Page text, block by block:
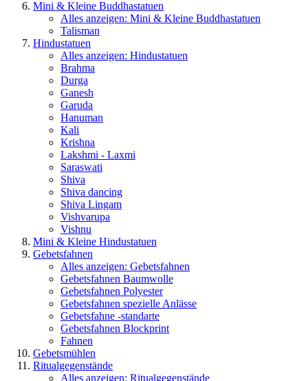
Mini & Kleine Buddhastatuen
Alles anzeigen: Mini & Kleine Buddhastatuen
Talisman
Hindustatuen
Alles anzeigen: Hindustatuen
Brahma
Durga
Ganesh
Garuda
Hanuman
Kali
Krishna
Lakshmi - Laxmi
Saraswati
Shiva
Shiva dancing
Shiva Lingam
Vishvarupa
Vishnu
Mini & Kleine Hindustatuen
Gebetsfahnen
Alles anzeigen: Gebetsfahnen
Gebetsfahnen Baumwolle
Gebetsfahnen Polyester
Gebetsfahnen spezielle Anlässe
Gebetsfahne -standarte
Gebetsfahnen Blockprint
Fahnen
Gebetsmühlen
Ritualgegenstände
Alles anzeigen: Ritualgegenstände